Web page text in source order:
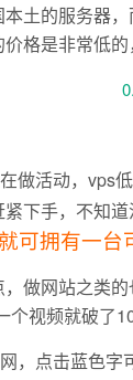
土的服务器
格是非常低的
做活动，vps
下手，不知道
可拥有一台
做网站之类
个视频就破了
，点击蓝色字